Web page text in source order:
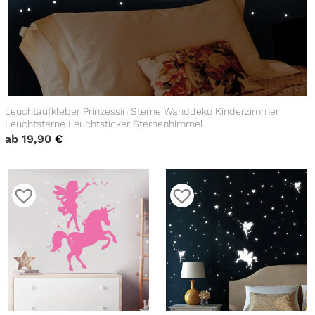
Leuchtaufkleber Prinzessin Sterne Wanddeko Kinderzimmer
Leuchtsterne Leuchtsticker Sternenhimmel
ab 19,90 €